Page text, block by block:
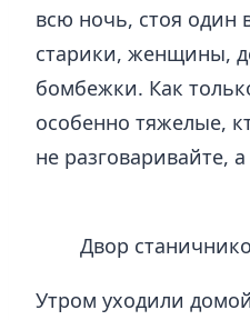
всю ночь, стоя один
старики, женщины,
бомбежки. Как
особенно тяжелые,
не разговаривайте,
Двор
Утром уходили